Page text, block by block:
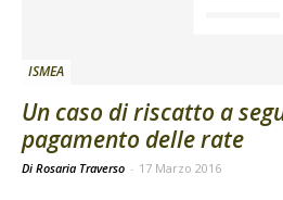
ISMEA
Un caso di riscatto a
pagamento delle rate
Di Rosaria Traverso - 17 Marzo 2016